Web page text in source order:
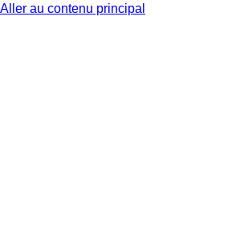
Aller au contenu principal